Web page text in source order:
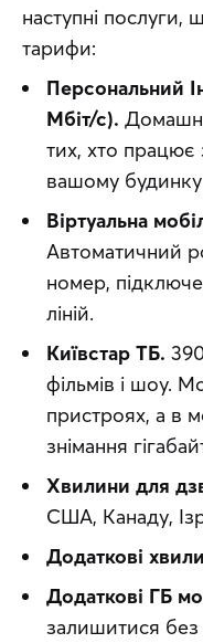
наступні послуги,
тарифи:
Персональний
Мбіт/с).
тих, хто
вашому
Віртуальна
Автоматичний
номер,
ліній.
Київстар ТБ.
фільмів і шоу.
пристроях, а в
знімання
Хвилини для
США, Канаду,
Додаткові
Додаткові ГБ
залишитися без